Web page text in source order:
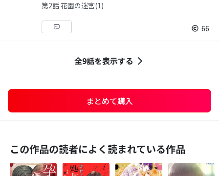
第2話 花園の迷宮(1)
66
全9話を表示する
まとめて購入
この作品の読者によく読まれている作品